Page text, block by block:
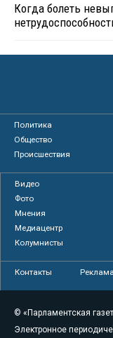
Когда болеть
Политика
Общество
Происшествия
Видео
Фото
Мнения
Медиацентр
Колумнисты
Контакты Реклама
© «Парламентская
Электронное